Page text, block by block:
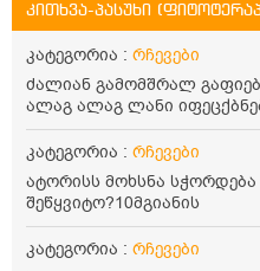
კითხვა-პასუხი
კატეგორია : რჩევები
ძალიან გამომშრალ
ალაგ ალაგ ლანი
თმაზე და არა
თმოს ღერზეა ძნელად
გამადიდებლოდ დაბხედე
ძვრებაო.თმა
რავქნა.დასაბანი.ხშკრად
ცხიმიანი სკალპი.არც
არც ნიღბეა არიშ წლა რაც
კატეგორია : რჩევები
ატორისს მოხსნა
შეწყვიტო?10მგიანის
კატეგორია : რჩევები